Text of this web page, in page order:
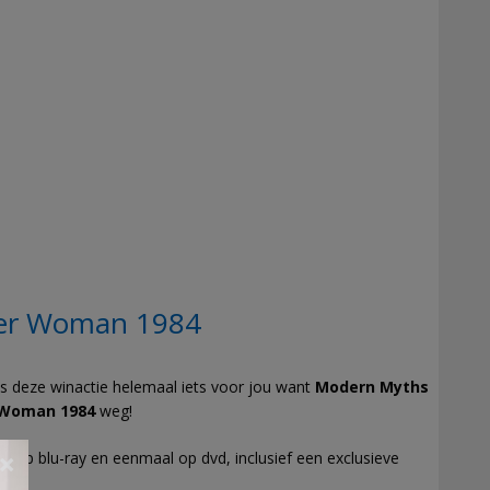
Woman 1984
deze winactie helemaal iets voor jou want Modern Myths
1984weg!
op blu-ray en eenmaal op dvd, inclusief een exclusieve
×